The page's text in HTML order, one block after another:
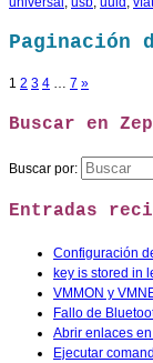
Paginación
1 2 3 4 7 »
Buscar en
Buscar por:
Entradas
Configuración
key is stored in
VMMON y
Fallo de
Abrir enlaces
Ejecutar